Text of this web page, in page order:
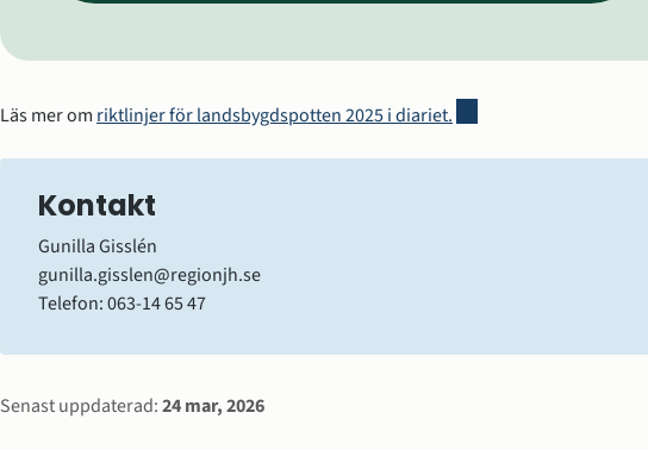
Läs mer om riktlinjer för landsbygdspotten 2025 i diariet.
Kontakt
Gunilla Gisslén
gunilla.gisslen@regionjh.se
Telefon: 063-14 65 47
Sidinformation
Senast uppdaterad:24 mar, 2026